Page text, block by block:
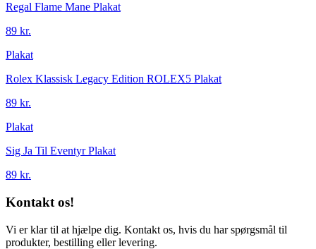
Regal Flame Mane Plakat
89 kr.
Plakat
Rolex Klassisk Legacy Edition ROLEX5 Plakat
89 kr.
Plakat
Sig Ja Til Eventyr Plakat
89 kr.
Kontakt os!
Vi er klar til at hjælpe dig. Kontakt os, hvis du har spørgsmål til
produkter, bestilling eller levering.